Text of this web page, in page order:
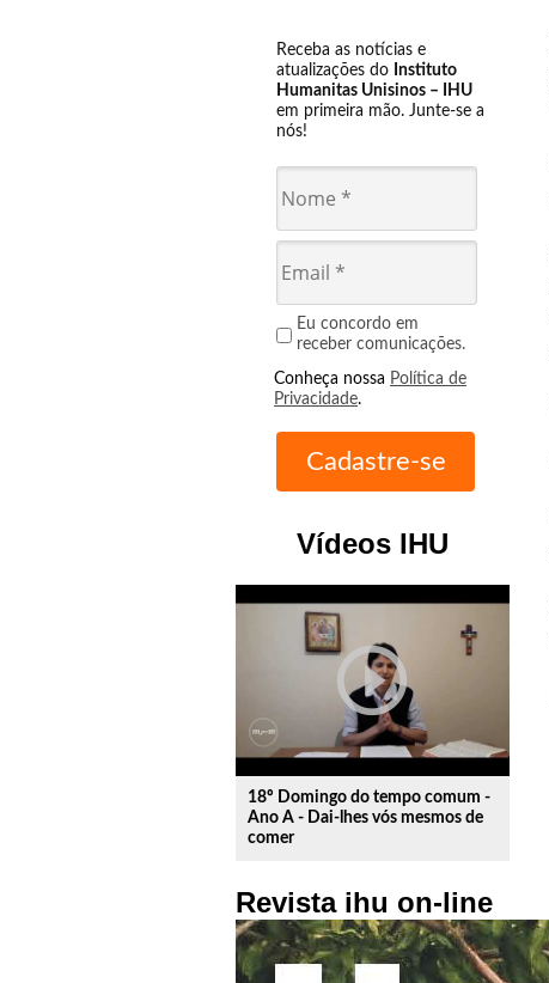
Receba as notícias e
atualizações do Instituto
Humanitas Unisinos – IHU
em primeira mão. Junte-se a
nós!
Eu concordo em
receber comunicações.
Conheça nossa Política de
Privacidade.
Vídeos IHU
play_circle_outline
18º Domingo do tempo comum -
Ano A - Dai-lhes vós mesmos de
comer
Revista ihu on-line